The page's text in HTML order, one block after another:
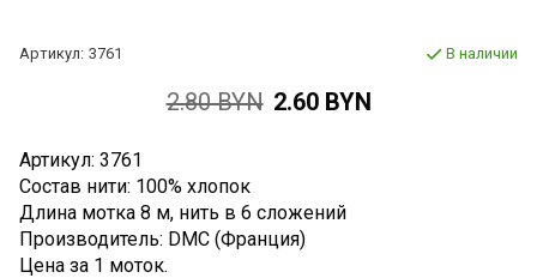
Артикул: 3761 В наличии
2.80 BYN 2.60 BYN
Артикул: 3761
Состав нити: 100% хлопок
Длина мотка 8 м, нить в 6 сложений
Производитель: DMC (Франция)
Цена за 1 моток.